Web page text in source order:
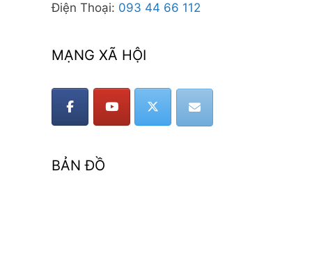
Điện Thoại: 093 44 66 112
MẠNG XÃ HỘI
BẢN ĐỒ